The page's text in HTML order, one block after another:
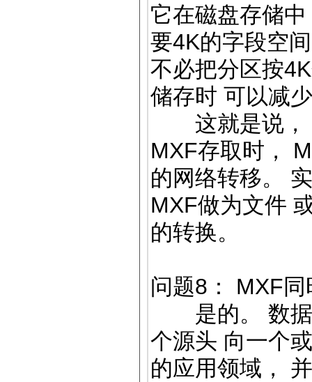
它在磁盘存储
要4K的字段空
不必把分区按
储存时 可以减
这就是说，
MXF存取时，
的网络转移。
MXF做为文件
的转换。
问题8： MXF
是的。 数据
个源头 向一个
的应用领域，